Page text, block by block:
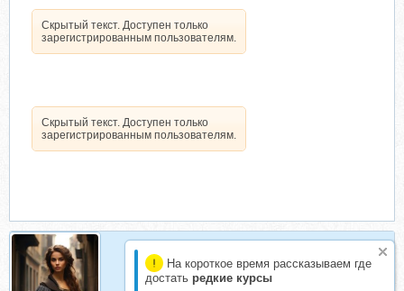
На короткое время рассказываем где
достать редкие курсы
Скрытый текст. Доступен только
зарегистрированным пользователям.
Скрытый текст. Доступен только
зарегистрированным пользователям.
Одетта
Организатор складчин